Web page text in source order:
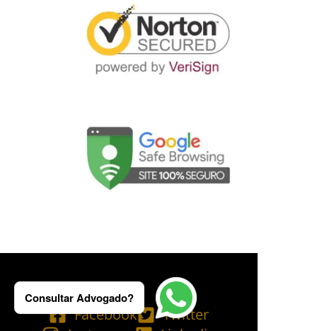
Facebook
Twitter
Consultar Advogado?